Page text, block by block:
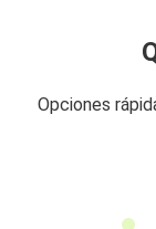
Opciones